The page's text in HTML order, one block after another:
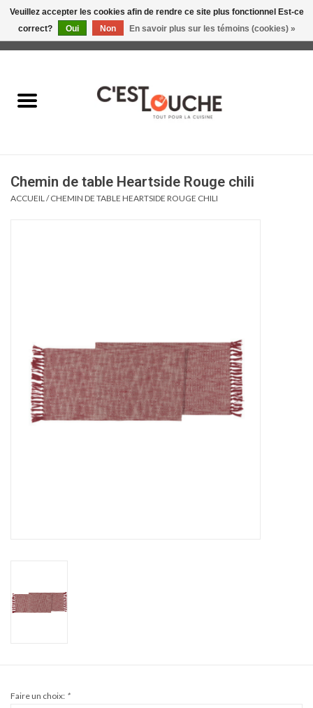
Table & Présentation
Boire
Cours de cuisine
Conseils
Gift cards
Chemin de table Heartside Rouge chili
ACCUEIL /CHEMIN DE TABLE HEARTSIDE ROUGE CHILI
Faire un choix: *
Veuillez accepter les cookies afin de rendre ce site plus fonctionnel Est-ce
correct?
Oui Non En savoir plus sur les témoins (cookies) »